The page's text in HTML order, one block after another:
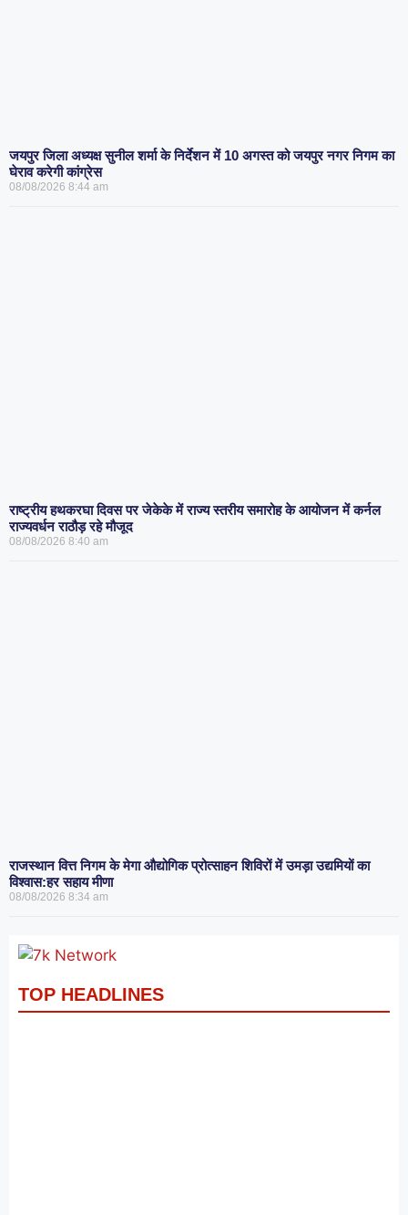
जयपुर जिला अध्यक्ष सुनील शर्मा के निर्देशन में 10 अगस्त को जयपुर नगर निगम का
घेराव करेगी कांग्रेस
08/08/2026 8:44 am
राष्ट्रीय हथकरघा दिवस पर जेकेके में राज्य स्तरीय समारोह के आयोजन में कर्नल
राज्यवर्धन राठौड़ रहे मौजूद
08/08/2026 8:40 am
राजस्थान वित्त निगम के मेगा औद्योगिक प्रोत्साहन शिविरों में उमड़ा उद्यमियों का
विश्वास:हर सहाय मीणा
08/08/2026 8:34 am
TOP HEADLINES